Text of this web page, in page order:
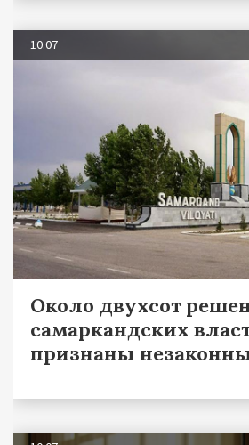
10.07
Около двухсот
самаркандских
признаны